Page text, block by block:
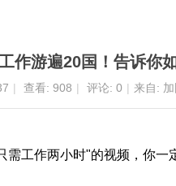
作游遍20国！告诉你
| 查看: 908 | 评论: 0 | 来自:
工作两小时"的视频，你一